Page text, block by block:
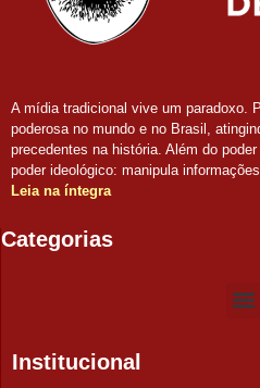
A mídia tradicional vive um paradoxo.
poderosa no mundo e no Brasil,
precedentes na história. Além do
poder ideológico: manipula
Leia na íntegra
Categorias
Institucional